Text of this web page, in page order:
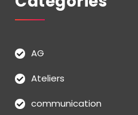
AG
Ateliers
communication